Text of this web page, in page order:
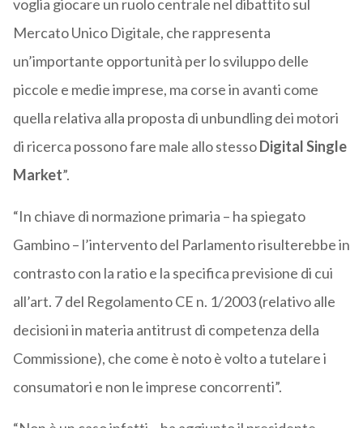
voglia giocare un ruolo centrale nel dibattito sul
Mercato Unico Digitale, che rappresenta
un’importante opportunità per lo sviluppo delle
piccole e medie imprese, ma corse in avanti come
quella relativa alla proposta di unbundling dei motori
di ricerca possono fare male allo stessoDigital Single
Market”.
“In chiave di normazione primaria – ha spiegato
Gambino – l’intervento del Parlamento risulterebbe in
contrasto con la ratio e la specifica previsione di cui
all’art. 7 del Regolamento CE n. 1/2003 (relativo alle
decisioni in materia antitrust di competenza della
Commissione), che come è noto è volto a tutelare i
consumatori e non le imprese concorrenti”.